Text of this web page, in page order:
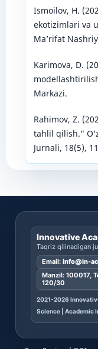
Ismoilov, H.
ekotizimlari va
Ma’rifat
Karimova, D.
Markazi.
Rahimov, Z.
tahlil qilish."
Jurnali, 18(5),
Innovative
Taqriz qilinadigan
Email: info@in-
Manzil: 100017,
120/30
2021-2026
Science | Academic